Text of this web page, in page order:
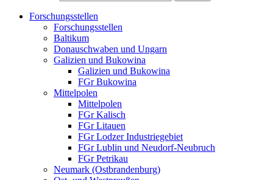
Forschungsstellen
Forschungsstellen
Baltikum
Donauschwaben und Ungarn
Galizien und Bukowina
Galizien und Bukowina
FGr Bukowina
Mittelpolen
Mittelpolen
FGr Kalisch
FGr Litauen
FGr Lodzer Industriegebiet
FGr Lublin und Neudorf-Neubruch
FGr Petrikau
Neumark (Ostbrandenburg)